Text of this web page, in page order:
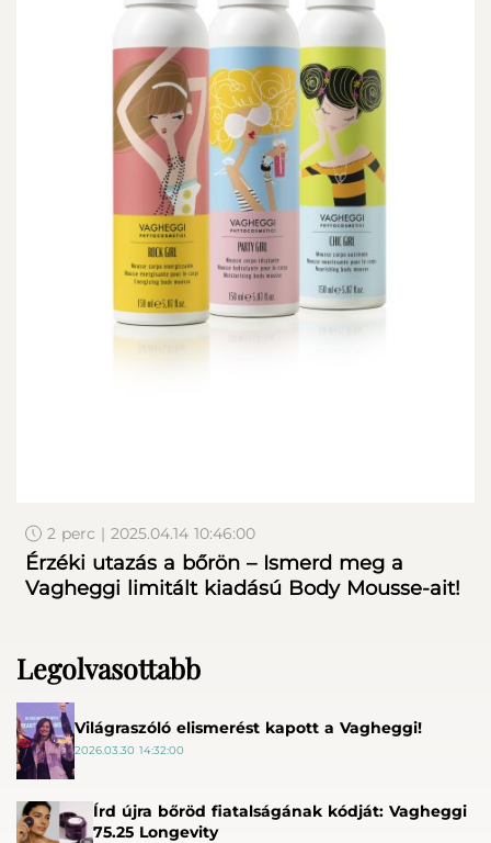
2 perc | 2025.04.14 10:46:00
Érzéki utazás a bőrön – Ismerd meg a
Vagheggi limitált kiadású Body Mousse-ait!
Legolvasottabb
Világraszóló elismerést kapott a Vagheggi!
2026.03.30 14:32:00
Írd újra bőröd fiatalságának kódját: Vagheggi
75.25 Longevity